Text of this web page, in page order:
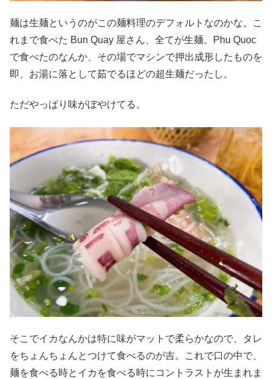
麺は生麺というのがこの麺料理のデフォルトなのかな。こ
れまで食べた Bun Quay 屋さん、全てが生麺。Phu Quoc
で食べたのなんか、その場でマシンで押出成形したものを
即、お湯に落として茹でるほどの超生麺だったし。
ただやっぱり味がぼやけてる。
そこでイカなんかは特に味がマットで柔らかなので、タレ
をちょんちょんとつけて食べるのが吉。これで口の中で、
麺を食べる時とイカを食べる時にコントラストが生まれま